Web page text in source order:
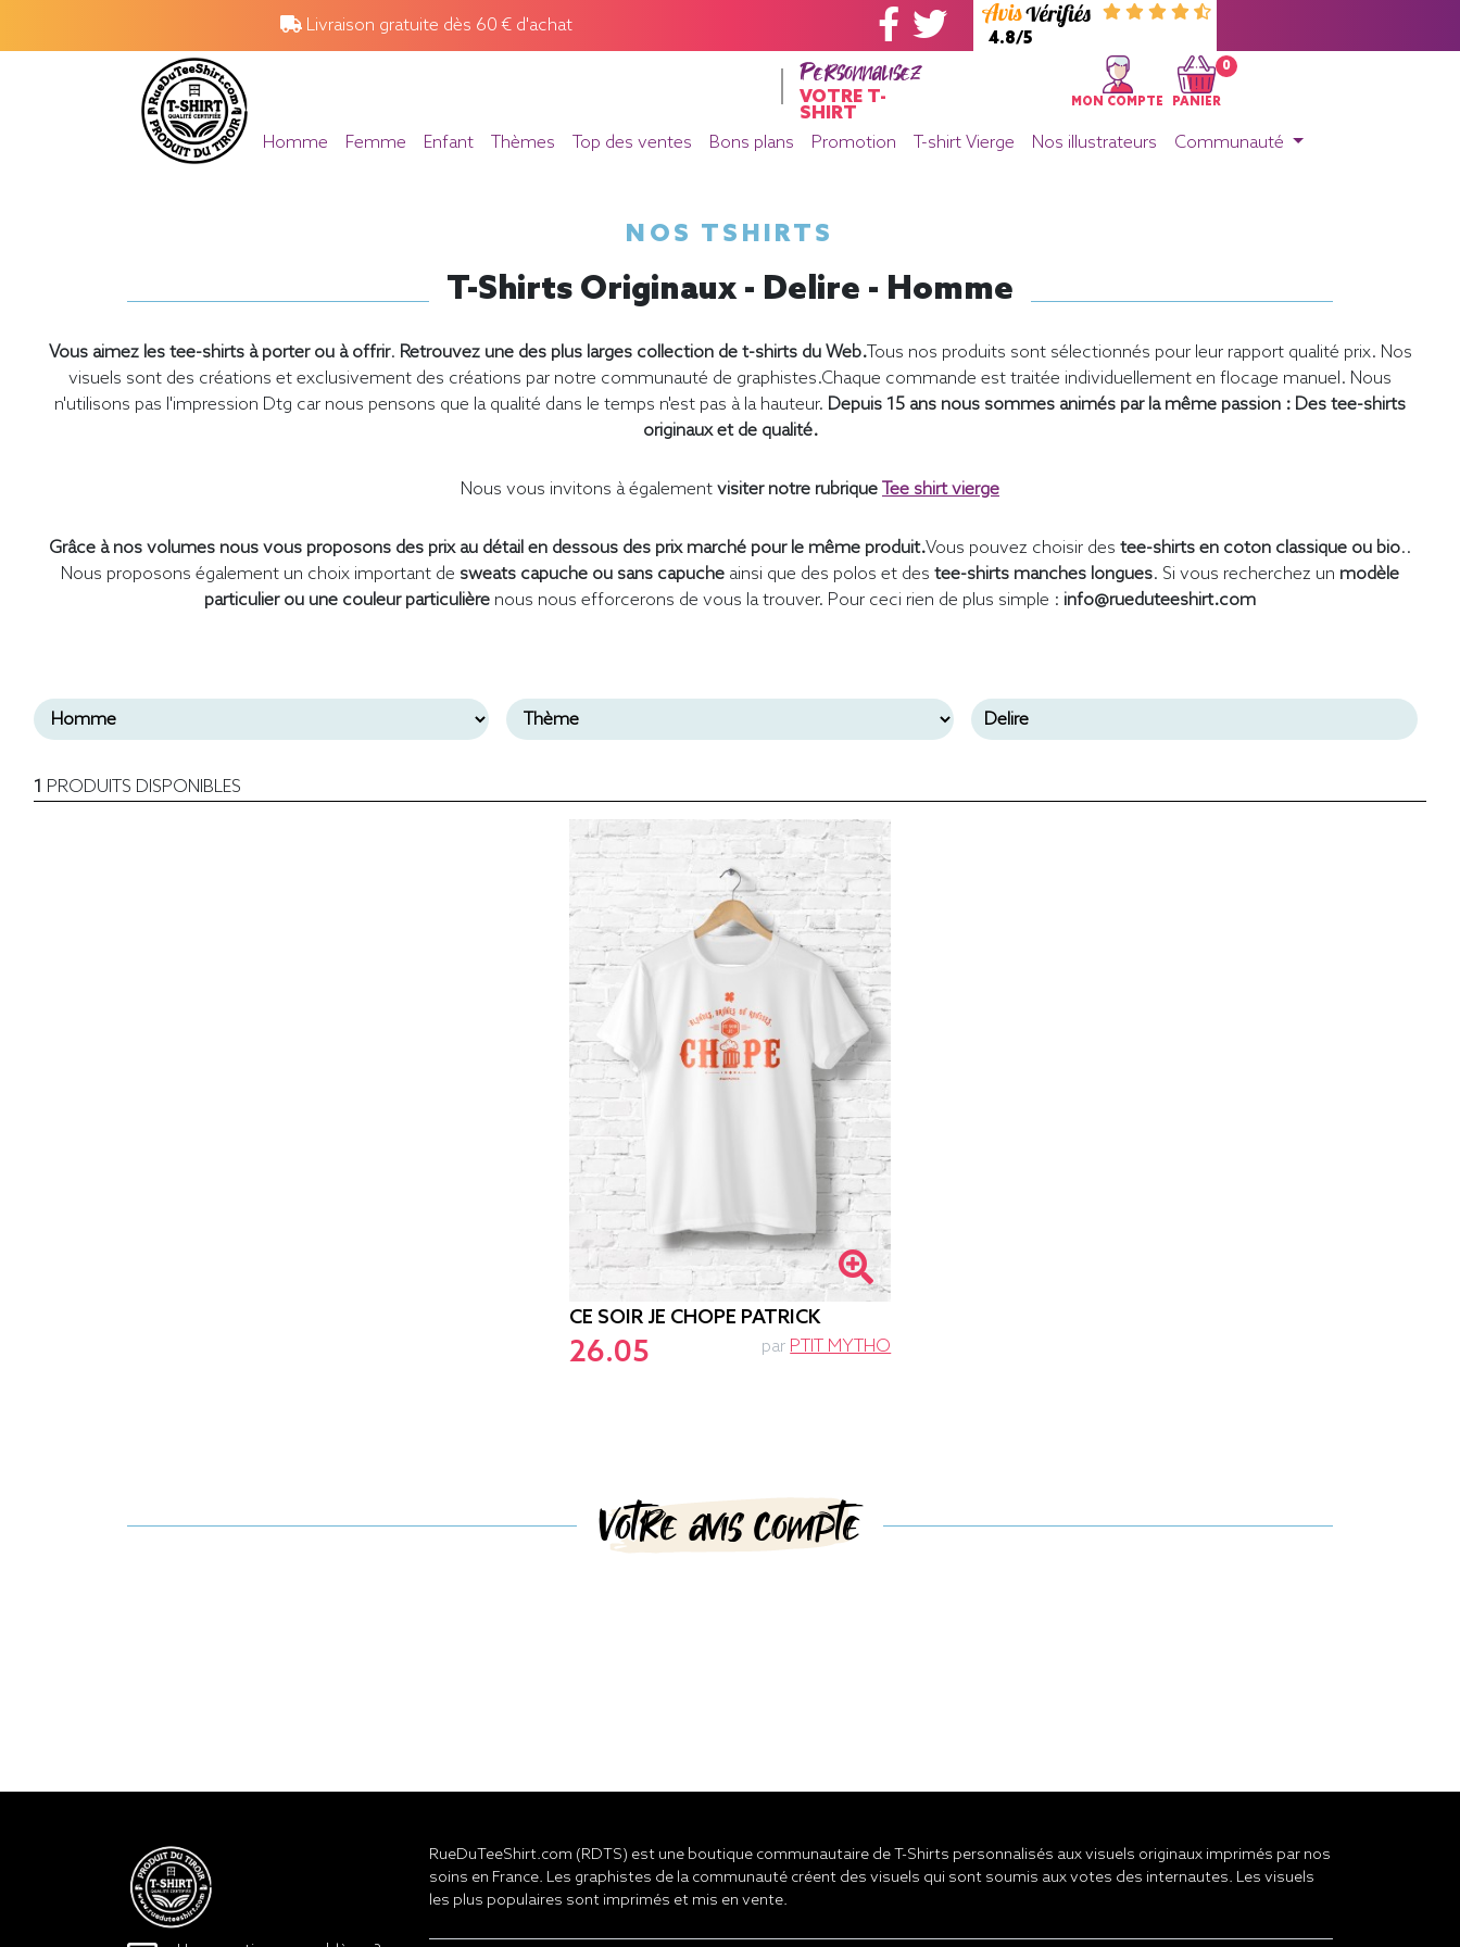
Livraison gratuite dès 60 € d'achat
4.8/5
Personnalisez
VOTRE T-
SHIRT
MON COMPTE
0
PANIER
Homme Femme Enfant Thèmes Top des ventes Bons plans Promotion T-shirt Vierge Nos illustrateurs Communauté
NOS TSHIRTS
T-Shirts Originaux - Delire - Homme
Vous aimez les tee-shirts à porter ou à offrir. Retrouvez une des plus larges collection de t-shirts du Web.Tous nos produits sont sélectionnés pour leur rapport qualité prix. Nos
visuels sont des créations et exclusivement des créations par notre communauté de graphistes.Chaque commande est traitée individuellement en flocage manuel. Nous
n'utilisons pas l'impression Dtg car nous pensons que la qualité dans le temps n'est pas à la hauteur. Depuis 15 ans nous sommes animés par la même passion : Des tee-shirts
originaux et de qualité.
Nous vous invitons à également visiter notre rubrique Tee shirt vierge
Grâce à nos volumes nous vous proposons des prix au détail en dessous des prix marché pour le même produit.Vous pouvez choisir des tee-shirts en coton classique ou bio..
Nous proposons également un choix important de sweats capuche ou sans capuche ainsi que des polos et des tee-shirts manches longues. Si vous recherchez un modèle
particulier ou une couleur particulière nous nous efforcerons de vous la trouver. Pour ceci rien de plus simple : info@rueduteeshirt.com
1 PRODUITS DISPONIBLES
CE SOIR JE CHOPE PATRICK
26.05 par PTIT MYTHO
Votre avis compte
RueDuTeeShirt.com (RDTS) est une boutique communautaire de T-Shirts personnalisés aux visuels originaux imprimés par nos
soins en France. Les graphistes de la communauté créent des visuels qui sont soumis aux votes des internautes. Les visuels
les plus populaires sont imprimés et mis en vente.